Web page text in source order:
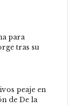
para
tras su
peaje en
de De la